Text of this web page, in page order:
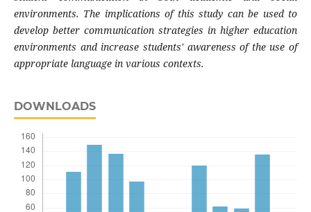
environments. The implications of this study can be used to
develop better communication strategies in higher education
environments and increase students' awareness of the use of
appropriate language in various contexts.
DOWNLOADS